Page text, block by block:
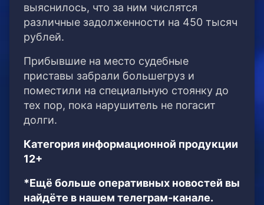
выяснилось, что за ним числятся
различные задолженности на 450 тысяч
рублей.
Прибывшие на место судебные
приставы забрали большегруз и
поместили на специальную стоянку до
тех пор, пока нарушитель не погасит
долги.
Категория информационной продукции
12+
*Ещё больше оперативных новостей вы
найдёте в нашем телеграм-канале.